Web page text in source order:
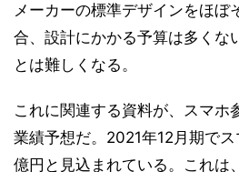
メーカーの標準デザインをほぼ
合、設計にかかる予算は多くな
とは難しくなる。
これに関連する資料が、スマホ
業績予想だ。2021年12月期で
億円と見込まれている。これは